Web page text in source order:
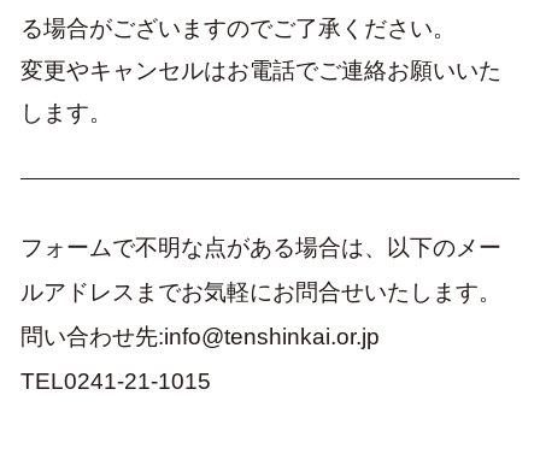
る場合がございますのでご了承ください。
変更やキャンセルはお電話でご連絡お願いいた
します。
フォームで不明な点がある場合は、以下のメー
ルアドレスまでお気軽にお問合せいたします。
問い合わせ先:info@tenshinkai.or.jp
TEL0241-21-1015